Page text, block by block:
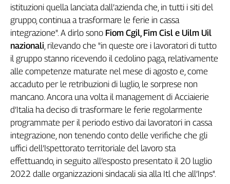
Flc
Fp
Nidil
Slc
Spi
Inca
Caaf
Speciali
G8
di
Genova,
sangue
della
istituzioni quella lanciata dall’azienda che, in tutti i siti del
gruppo, continua a trasformare le ferie in cassa
integrazione". A dirlo sono Fiom Cgil, Fim Cisl e Uilm Uil
nazionali, rilevando che "in queste ore i lavoratori di tutto
il gruppo stanno ricevendo il cedolino paga, relativamente
alle competenze maturate nel mese di agosto e, come
accaduto per le retribuzioni di luglio, le sorprese non
mancano. Ancora una volta il management di Acciaierie
d’Italia ha deciso di trasformare le ferie regolarmente
programmate per il periodo estivo dai lavoratori in cassa
integrazione, non tenendo conto delle verifiche che gli
uffici dell’Ispettorato territoriale del lavoro sta
effettuando, in seguito all’esposto presentato il 20 luglio
2022 dalle organizzazioni sindacali sia alla Itl che all’Inps".